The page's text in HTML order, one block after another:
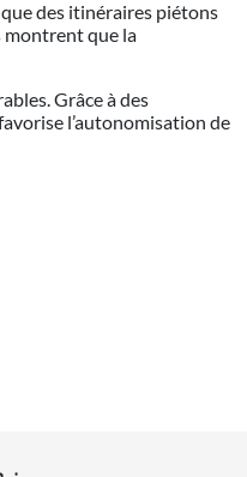
des itinéraires piétons
montrent que la
Grâce à des
l’autonomisation de